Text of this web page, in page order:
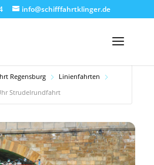
info@schifffahrtklinger.de
Regensburg
Linienfahrten
Strudelrundfahrt